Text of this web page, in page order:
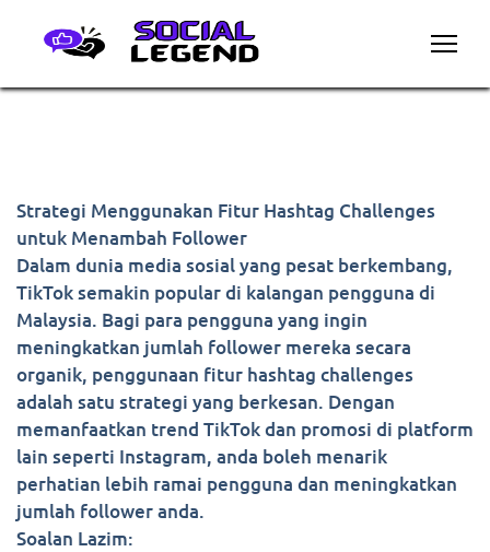
Strategi Menggunakan Fitur Hashtag Challenges
untuk Menambah Follower
Dalam dunia media sosial yang pesat berkembang,
TikTok semakin popular di kalangan pengguna di
Malaysia. Bagi para pengguna yang ingin
meningkatkan jumlah follower mereka secara
organik, penggunaan fitur hashtag challenges
adalah satu strategi yang berkesan. Dengan
memanfaatkan trend TikTok dan promosi di platform
lain seperti Instagram, anda boleh menarik
perhatian lebih ramai pengguna dan meningkatkan
jumlah follower anda.
Soalan Lazim: